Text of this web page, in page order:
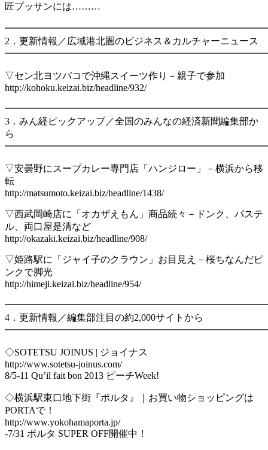
匠プッサンには………
2．更新情報／広域港北圏のビジネス＆カルチャーニュース
▽セン北ヨツバコで沖縄スイーツ作り－親子で参加
http://kohoku.keizai.biz/headline/932/
3．みん経ピックアップ／全国のみんなの経済新聞編集部か
ら
▽安曇野にスープカレー専門店「ハンジロー」－横浜から移
転
http://matsumoto.keizai.biz/headline/1438/
▽西武岡崎店に「オカザえもん」商品続々－ドンク、パステ
ル、両口屋是清など
http://okazaki.keizai.biz/headline/908/
▽姫路駅に「ジャイ子のクラウン」お目見え－桜ちなんだピ
ンクで脚光
http://himeji.keizai.biz/headline/954/
4．更新情報／編集部注目の約2,000サイトから
◇SOTETSU JOINUS | ジョイナス
http://www.sotetsu-joinus.com/
8/5-11 Qu’il fait bon 2013 ピーチWeek!
◇横浜駅東口地下街『ポルタ』｜お買い物ショッピングは
PORTAで！
http://www.yokohamaporta.jp/
-7/31 ポルタ SUPER OFF開催中！